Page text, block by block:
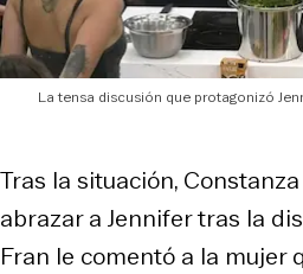
La tensa discusión que protagonizó
Tras la situación,
abrazar a Jennifer tras la
Fran le comentó a la mujer